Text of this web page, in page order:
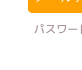
パスワ